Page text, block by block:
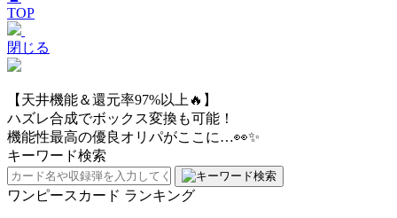
TOP
閉じる
【天井機能＆還元率97%以上🔥】
ハズレ合成でボックス変換も可能！
機能性最高の優良オリパがここに…👀✨
キーワード検索
ワンピースカード ランキング